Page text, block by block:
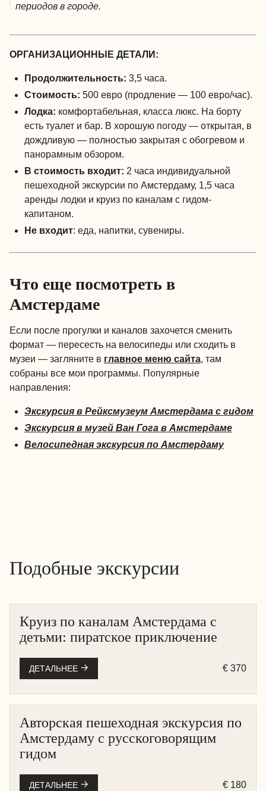
периодов в городе.
ОРГАНИЗАЦИОННЫЕ ДЕТАЛИ:
Продолжительность: 3,5 часа.
Стоимость: 500 евро (продление — 100 евро/час).
Лодка: комфортабельная, класса люкс. На борту
есть туалет и бар. В хорошую погоду — открытая, в
дождливую — полностью закрытая с обогревом и
панорамным обзором.
В стоимость входит: 2 часа индивидуальной
пешеходной экскурсии по Амстердаму, 1,5 часа
аренды лодки и круиз по каналам с гидом-
капитаном.
Не входит: еда, напитки, сувениры.
Что еще посмотреть в
Амстердаме
Если после прогулки и каналов захочется сменить
формат — пересесть на велосипеды или сходить в
музеи — загляните в главное меню сайта, там
собраны все мои программы. Популярные
направления:
Экскурсия в Рейксмузеум Амстердама с гидом
Экскурсия в музей Ван Гога в Амстердаме
Велосипедная экскурсия по Амстердаму
Подобные экскурсии
АМСТЕРДАМ
КРУИЗ НА ЛОДКЕ
Круиз по каналам Амстердама с
детьми: пиратское приключение
ДЕТАЛЬНЕЕ € 370
АМСТЕРДАМ
ПЕШЕХОДНАЯ
Авторская пешеходная экскурсия по
Амстердаму с русскоговорящим
гидом
ДЕТАЛЬНЕЕ € 180